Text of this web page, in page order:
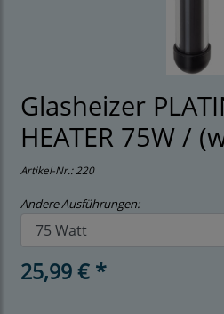
Glasheizer
HEATER 75W /
Artikel-Nr.:220
Andere Ausführungen:
25,99 € *